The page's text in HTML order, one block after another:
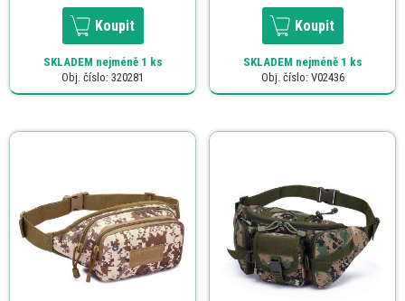
Koupit
SKLADEM nejméně 1 ks
Obj. číslo: 320281
Koupit
SKLADEM nejméně 1 ks
Obj. číslo: V02436